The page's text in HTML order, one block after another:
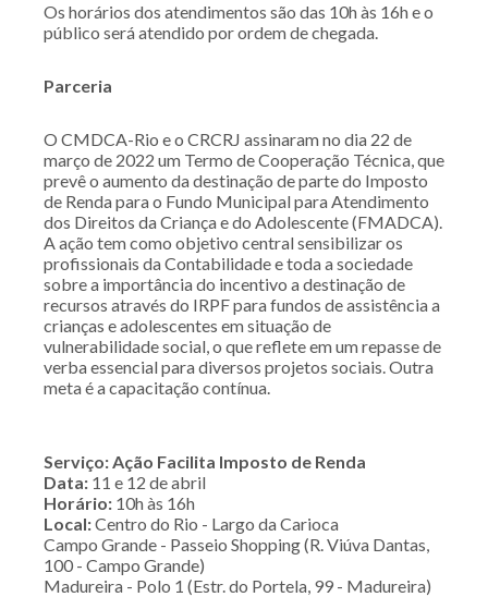
Os horários dos atendimentos são das 10h às 16h e o
público será atendido por ordem de chegada.
Parceria
O CMDCA-Rio e o CRCRJ assinaram no dia 22 de
março de 2022 um Termo de Cooperação Técnica, que
prevê o aumento da destinação de parte do Imposto
de Renda para o Fundo Municipal para Atendimento
dos Direitos da Criança e do Adolescente (FMADCA).
A ação tem como objetivo central sensibilizar os
profissionais da Contabilidade e toda a sociedade
sobre a importância do incentivo a destinação de
recursos através do IRPF para fundos de assistência a
crianças e adolescentes em situação de
vulnerabilidade social, o que reflete em um repasse de
verba essencial para diversos projetos sociais. Outra
meta é a capacitação contínua.
Serviço: Ação Facilita Imposto de Renda
Data: 11 e 12 de abril
Horário: 10h às 16h
Local:Centro do Rio - Largo da Carioca
Campo Grande - Passeio Shopping (R. Viúva Dantas,
100 - Campo Grande)
Madureira - Polo 1 (Estr. do Portela, 99 - Madureira)